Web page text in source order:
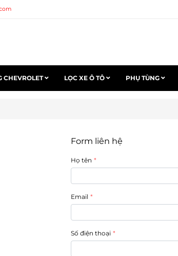
CHEVROLET LỌC XE Ô TÔ PHỤ TÙNG
Form liên hệ
Họ tên
Email
Số điện thoại